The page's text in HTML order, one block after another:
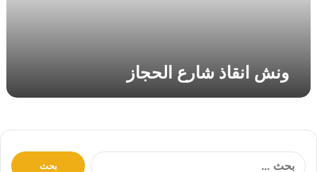
ل
ا
ونش انقاذ شارع الحجاز